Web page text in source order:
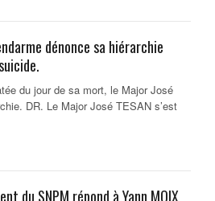
dénonce sa hiérarchie
du jour de sa mort, le Major José
DR. Le Major José TESAN s’est
du SNPM répond à Yann MOIX